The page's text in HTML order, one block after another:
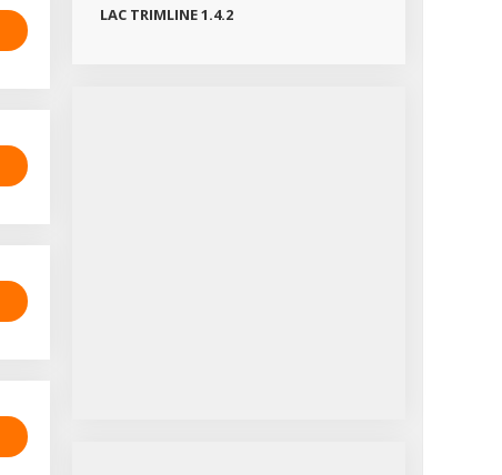
LAC TRIMLINE 1.4.2